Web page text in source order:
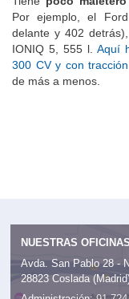
Tienepoco
Por ejemplo, el
delante y 402
IONIQ 5, 555 l.Aquí
300 CV y con tracción
NUESTRAS
Avda. San Pablo 28 -
28823 Coslada (Madrid)